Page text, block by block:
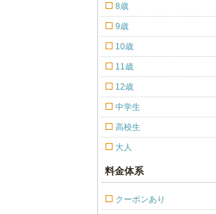
8歳
9歳
10歳
11歳
12歳
中学生
高校生
大人
料金体系
クーポンあり